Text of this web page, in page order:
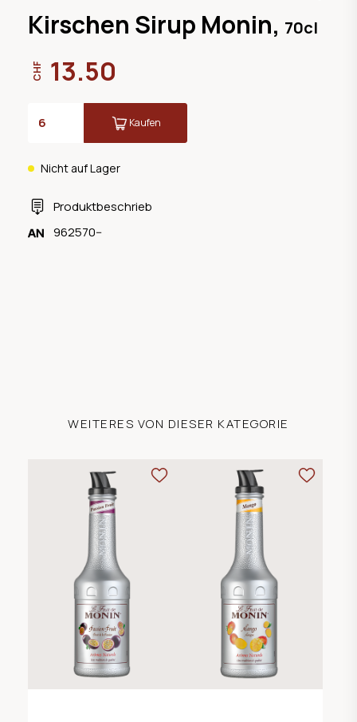
Kirschen Sirup Monin, 70cl
Produktbeschrieb
962570--
Nicht auf Lager
CHF 13.50
Kaufen
WEITERES VON DIESER KATEGORIE